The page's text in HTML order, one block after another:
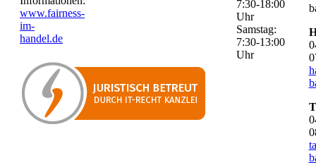
www.fairness-
im-
handel.de
7:30-18:00
Uhr
Samstag:
7:30-13:00
Uhr